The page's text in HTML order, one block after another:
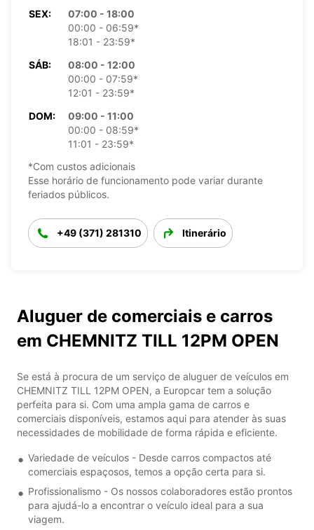
SEX:
07:00 - 18:00
00:00 - 06:59*
18:01 - 23:59*
SÁB:
08:00 - 12:00
00:00 - 07:59*
12:01 - 23:59*
DOM:
09:00 - 11:00
00:00 - 08:59*
11:01 - 23:59*
*Com custos adicionais
Esse horário de funcionamento pode variar durante
feriados públicos.
+49 (371) 281310 Itinerário
Aluguer de comerciais e carros
em CHEMNITZ TILL 12PM OPEN
Se está à procura de um serviço de aluguer de veículos em
CHEMNITZ TILL 12PM OPEN, a Europcar tem a solução
perfeita para si. Com uma ampla gama de carros e
comerciais disponíveis, estamos aqui para atender às suas
necessidades de mobilidade de forma rápida e eficiente.
Variedade de veículos - Desde carros compactos até
comerciais espaçosos, temos a opção certa para si.
Profissionalismo - Os nossos colaboradores estão prontos
para ajudá-lo a encontrar o veículo ideal para a sua
viagem.